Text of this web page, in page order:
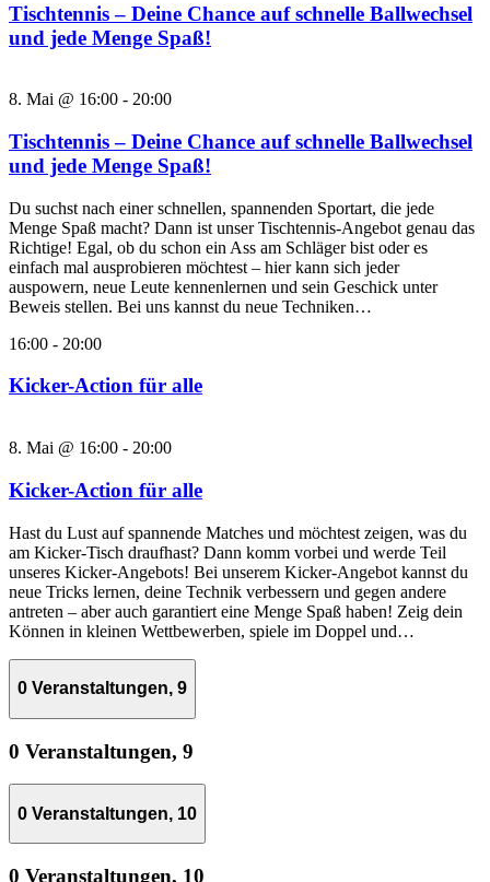
Tischtennis – Deine Chance auf schnelle Ballwechsel
und jede Menge Spaß!
8. Mai @ 16:00 - 20:00
Tischtennis – Deine Chance auf schnelle Ballwechsel
und jede Menge Spaß!
Du suchst nach einer schnellen, spannenden Sportart, die jede
Menge Spaß macht? Dann ist unser Tischtennis-Angebot genau das
Richtige! Egal, ob du schon ein Ass am Schläger bist oder es
einfach mal ausprobieren möchtest – hier kann sich jeder
auspowern, neue Leute kennenlernen und sein Geschick unter
Beweis stellen. Bei uns kannst du neue Techniken…
16:00 - 20:00
Kicker-Action für alle
8. Mai @ 16:00 - 20:00
Kicker-Action für alle
Hast du Lust auf spannende Matches und möchtest zeigen, was du
am Kicker-Tisch draufhast? Dann komm vorbei und werde Teil
unseres Kicker-Angebots! Bei unserem Kicker-Angebot kannst du
neue Tricks lernen, deine Technik verbessern und gegen andere
antreten – aber auch garantiert eine Menge Spaß haben! Zeig dein
Können in kleinen Wettbewerben, spiele im Doppel und…
0 Veranstaltungen, 9
0 Veranstaltungen, 9
0 Veranstaltungen, 10
0 Veranstaltungen, 10